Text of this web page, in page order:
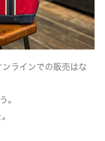
ラインでの販売はな
。